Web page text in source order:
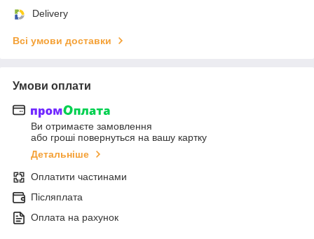
Delivery
Всі умови доставки
Умови оплати
Ви отримаєте замовлення
або гроші повернуться на вашу картку
Детальніше
Оплатити частинами
Післяплата
Оплата на рахунок